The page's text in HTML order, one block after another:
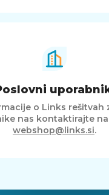
o Links rešitvah
nas kontaktirajte
webshop@links.si.